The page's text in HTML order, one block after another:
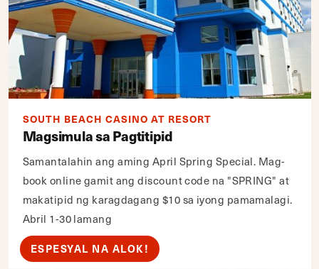
SOUTH BEACH CASINO AT RESORT
Magsimula sa Pagtitipid
Samantalahin ang aming April Spring Special. Mag-
book online gamit ang discount code na "SPRING" at
makatipid ng karagdagang $10 sa iyong pamamalagi.
Abril 1-30 lamang
ESPESYAL NA ALOK!